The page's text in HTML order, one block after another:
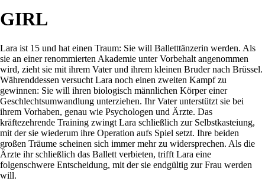
GIRL
Lara ist 15 und hat einen Traum: Sie will Balletttänzerin werden. Als
sie an einer renommierten Akademie unter Vorbehalt angenommen
wird, zieht sie mit ihrem Vater und ihrem kleinen Bruder nach Brüssel.
Währenddessen versucht Lara noch einen zweiten Kampf zu
gewinnen: Sie will ihren biologisch männlichen Körper einer
Geschlechtsumwandlung unterziehen. Ihr Vater unterstützt sie bei
ihrem Vorhaben, genau wie Psychologen und Ärzte. Das
kräftezehrende Training zwingt Lara schließlich zur Selbstkasteiung,
mit der sie wiederum ihre Operation aufs Spiel setzt. Ihre beiden
großen Träume scheinen sich immer mehr zu widersprechen. Als die
Ärzte ihr schließlich das Ballett verbieten, trifft Lara eine
folgenschwere Entscheidung, mit der sie endgültig zur Frau werden
will.